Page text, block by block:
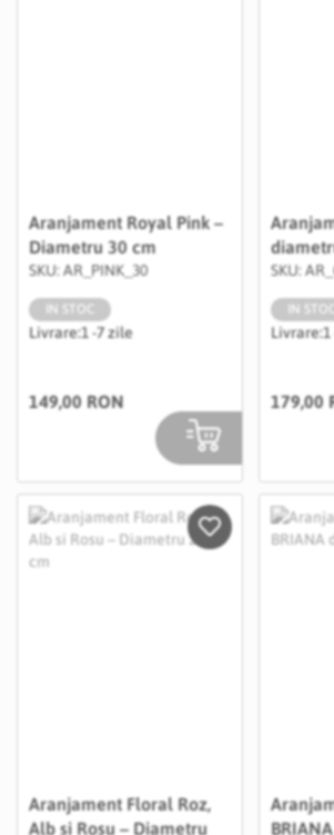
Aranjament Royal Pink –
Diametru 30 cm
SKU: AR_PINK_30
IN STOC
Livrare:1 -7 zile
149,00 RON
SKU:
IN STOC
Livrare:1
179,00
Aranjament Floral Roz,
Alb si Rosu – Diametru
Salveaza in